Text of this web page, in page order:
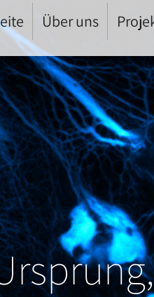
Über uns